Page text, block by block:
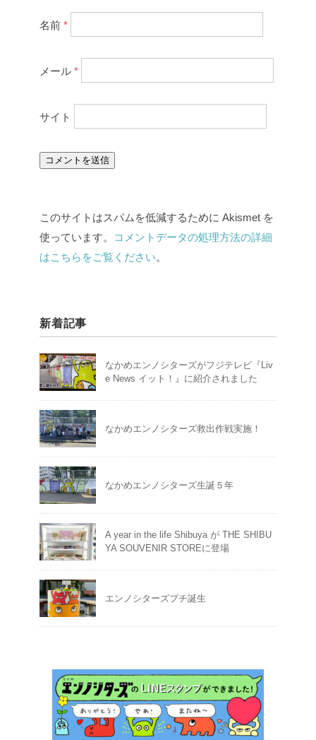
名前 *
メール *
サイト
このサイトはスパムを低減するために Akismet を
使っています。
コメントデータの処理方法の詳細
はこちらをご覧ください。
新着記事
なかめエンノシターズがフジテレビ『Liv
e News イット！』に紹介されました
なかめエンノシターズ救出作戦実施！
なかめエンノシターズ生誕５年
A year in the life Shibuya が THE SHIBU
YA SOUVENIR STOREに登場
エンノシターズプチ誕生